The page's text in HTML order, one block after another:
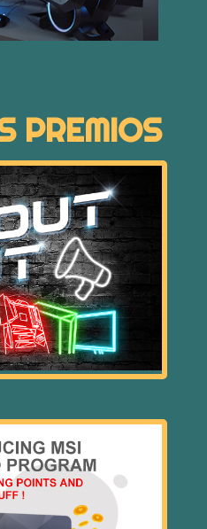
PREMIOS